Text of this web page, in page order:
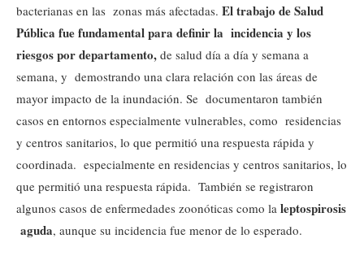
bacterianas en las zonas más afectadas. El trabajo de Salud
Pública fue fundamental para definir la incidencia y los
riesgos por departamento, de salud día a día y semana a
semana, y demostrando una clara relación con las áreas de
mayor impacto de la inundación. Se documentaron también
casos en entornos especialmente vulnerables, como residencias
y centros sanitarios, lo que permitió una respuesta rápida y
coordinada. especialmente en residencias y centros sanitarios, lo
que permitió una respuesta rápida. También se registraron
algunos casos de enfermedades zoonóticas como la leptospirosis
aguda, aunque su incidencia fue menor de lo esperado.